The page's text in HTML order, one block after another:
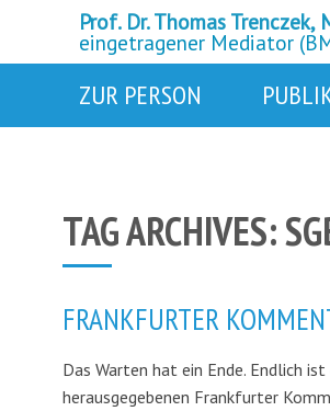
Prof. Dr. Thomas Trenczek,
eingetragener Mediator
ZUR PERSON
TAG ARCHIVES:
FRANKFURTER
Das Warten hat ein Ende. Endlich
herausgegebenen Frankfurter